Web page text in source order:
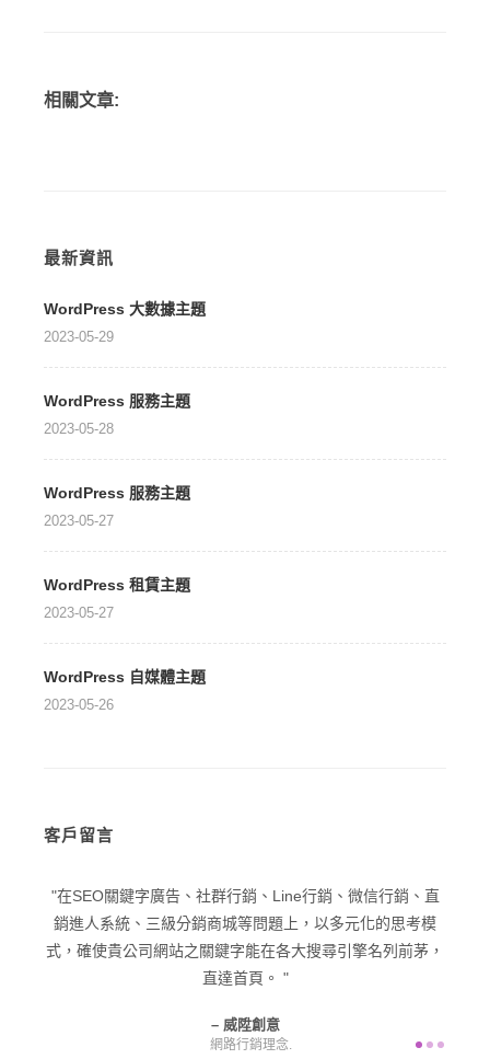
相關文章:
最新資訊
WordPress 大數據主題
2023-05-29
WordPress 服務主題
2023-05-28
WordPress 服務主題
2023-05-27
WordPress 租賃主題
2023-05-27
WordPress 自媒體主題
2023-05-26
客戶留言
在SEO關鍵字廣告、社群行銷、Line行銷、微信行銷、直
銷進人系統、三級分銷商城等問題上，以多元化的思考模
式，確使貴公司網站之關鍵字能在各大搜尋引擎名列前茅，
直達首頁。
威陞創意
網路行銷理念.